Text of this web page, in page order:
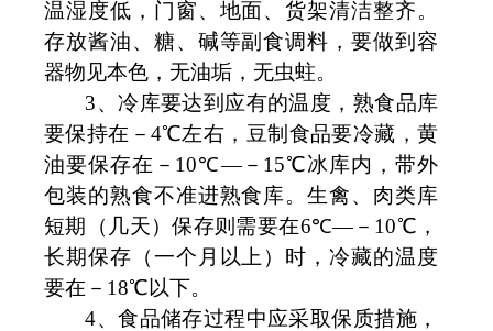
温湿度低，门窗、地面、货架清洁整齐。
存放酱油、糖、碱等副食调料，要做到容
器物见本色，无油垢，无虫蛀。
3、冷库要达到应有的温度，熟食品库
要保持在－ 4℃左右，豆制食品要冷藏，黄
油要保存在－ 10℃—－ 15℃冰库内，带外
包装的熟食不准进熟食库。生禽、肉类库
短期（几天）保存则需要在6℃—－ 10℃，
长期保存（一个月以上）时，冷藏的温度
要在－ 18℃以下。
4、食品储存过程中应采取保质措施，